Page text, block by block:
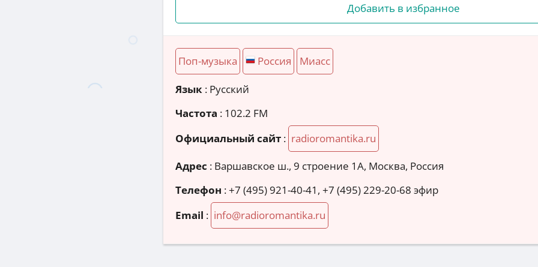
Добавить в избранное
Поп-музыка Россия Миасс
Язык : Русский
Частота : 102.2 FM
Официальный сайт : radioromantika.ru
Адрес : Варшавское ш., 9 строение 1А, Москва, Россия
Телефон :+7 (495) 921-40-41, +7 (495) 229-20-68 эфир
Email : info@radioromantika.ru